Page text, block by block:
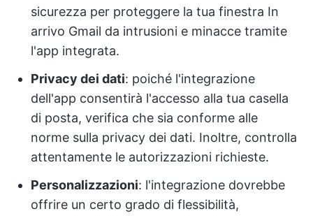
sicurezza per proteggere la tua finestra In
arrivo Gmail da intrusioni e minacce tramite
l'app integrata.
Privacy dei dati: poiché l'integrazione
dell'app consentirà l'accesso alla tua casella
di posta, verifica che sia conforme alle
norme sulla privacy dei dati. Inoltre, controlla
attentamente le autorizzazioni richieste.
Personalizzazioni: l'integrazione dovrebbe
offrire un certo grado di flessibilità,